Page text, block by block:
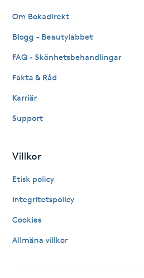
Power Yoga
PRP (Platelet Rich Plasma)
Psoriasis
Rakning
Reflexologi
Om Bokadirekt
Blogg - Beautylabbet
FAQ - Skönhetsbehandlingar
Fakta & Råd
Karriär
Support
Villkor
Etisk policy
Integritetspolicy
Cookies
Allmäna villkor